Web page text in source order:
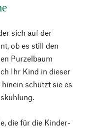
sich auf der
ob es still den
Purzelbaum
Ihr Kind in dieser
schützt sie es
die für die Kinder-